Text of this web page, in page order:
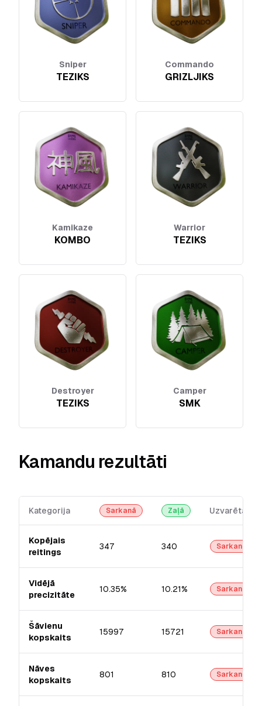
Sniper
TEZIKS
Commando
GRIZLJIKS
Kamikaze
KOMBO
Warrior
TEZIKS
Destroyer
TEZIKS
Camper
SMK
Kamandu rezultāti
Kategorija Sarkanā Zaļā Uzvarētājs
Kopējais
reitings
347 340 Sarkanā
Vidējā
precizitāte
10.35% 10.21% Sarkanā
Šāvienu
kopskaits
15997 15721 Sarkanā
Nāves
kopskaits
801 810 Sarkanā